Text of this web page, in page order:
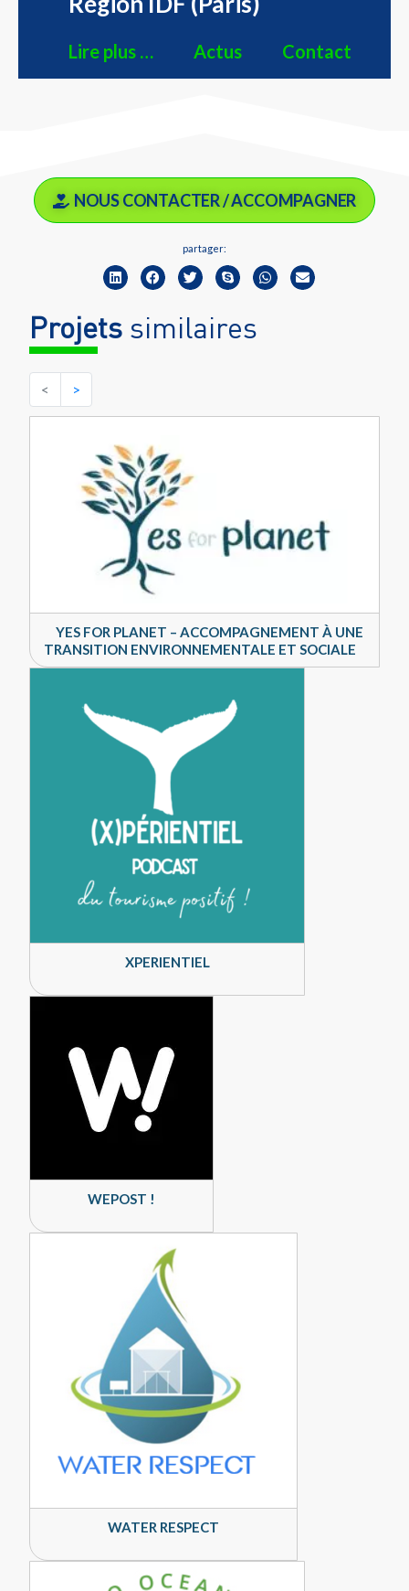
Lire plus … Actus Contact
NOUS CONTACTER / ACCOMPAGNER
partager:
Projets similaires
< >
YES FOR PLANET – ACCOMPAGNEMENT À UNE
TRANSITION ENVIRONNEMENTALE ET SOCIALE
XPERIENTIEL
WEPOST !
WATER RESPECT